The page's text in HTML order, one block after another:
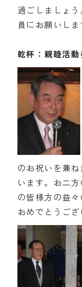
年間プログラム
木曜会
組織図
クラブのあゆみ
クラブの歴史
歴代会長・幹事
記念誌
案内
例会場・事務
リンク集
過ごしましょ
員にお願いしま
乾杯：親睦活
のお祝いを兼
います。お二
の皆様方の益
おめでとうござ